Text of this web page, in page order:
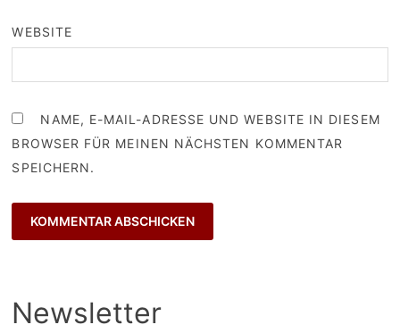
WEBSITE
NAME, E-MAIL-ADRESSE UND WEBSITE IN DIESEM
BROWSER FÜR MEINEN NÄCHSTEN KOMMENTAR
SPEICHERN.
Newsletter